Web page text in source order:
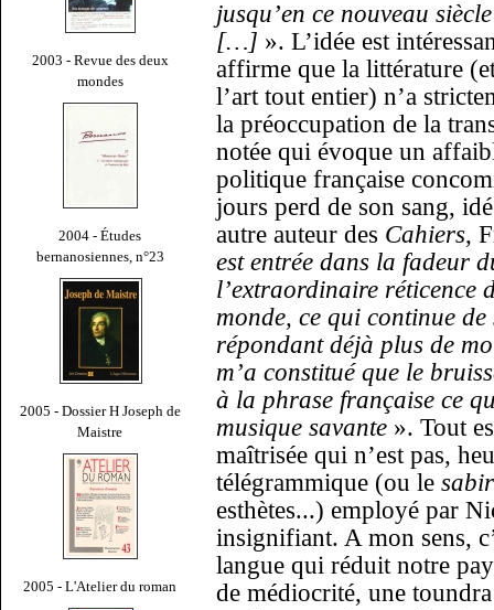
2003 - Revue des deux
mondes
2004 - Études
bernanosiennes, n°23
2005 - Dossier H Joseph de
Maistre
2005 - L'Atelier du roman
jusqu’en ce nouveau
[…] ». L’idée est
affirme que la littérature
l’art tout entier) n’a
la préoccupation de la
notée qui évoque un
politique française
jours perd de son sang,
autre auteur des Cahiers,
est entrée dans la fadeur
l’extraordinaire réticence
monde, ce qui continue
répondant déjà plus de
m’a constitué que le
à la phrase française ce
musique savante ». Tout
maîtrisée qui n’est pas,
télégrammique (ou le
esthètes...) employé par
insignifiant. A mon sens,
langue qui réduit notre
de médiocrité, une